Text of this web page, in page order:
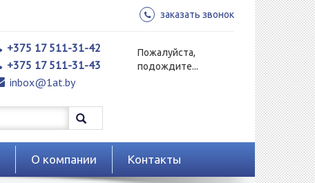
заказать звонок
+375 17 511-31-42
+375 17 511-31-43
inbox@1at.by
Пожалуйста,
подождите...
О компании Контакты